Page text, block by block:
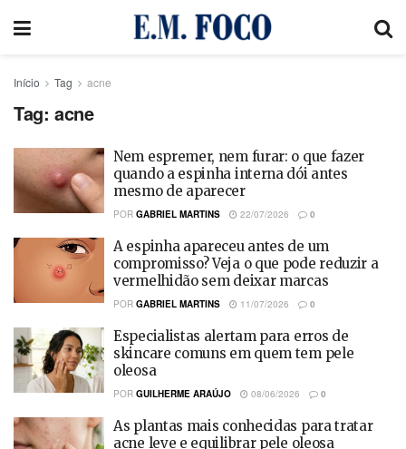
Início Tag acne
Tag: acne
Nem espremer, nem furar: o que fazer
quando a espinha interna dói antes
mesmo de aparecer
POR GABRIEL MARTINS 22/07/2026 0
A espinha apareceu antes de um
compromisso? Veja o que pode reduzir a
vermelhidão sem deixar marcas
POR GABRIEL MARTINS 11/07/2026 0
Especialistas alertam para erros de
skincare comuns em quem tem pele
oleosa
POR GUILHERME ARAÚJO 08/06/2026 0
As plantas mais conhecidas para tratar
acne leve e equilibrar pele oleosa